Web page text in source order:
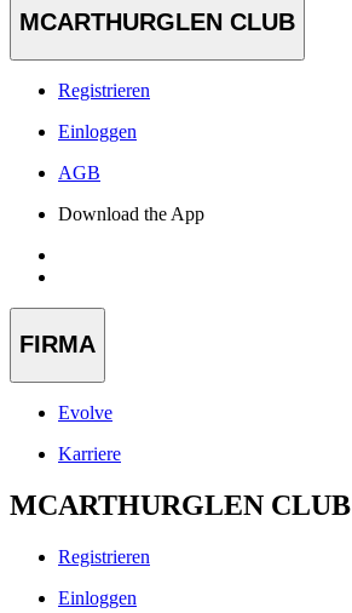
MCARTHURGLEN CLUB
Registrieren
Einloggen
AGB
Download the App
FIRMA
Evolve
Karriere
MCARTHURGLEN CLUB
Registrieren
Einloggen